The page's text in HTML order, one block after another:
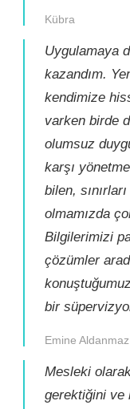
Kübra
Uygulamaya
kazandım.
kendimize
varken birde
olumsuz
karşı
bilen,
olmamızda
Bilgilerimizi
çözümler
bir
Emine Aldanmaz
Mesleki
gerektiğini ve